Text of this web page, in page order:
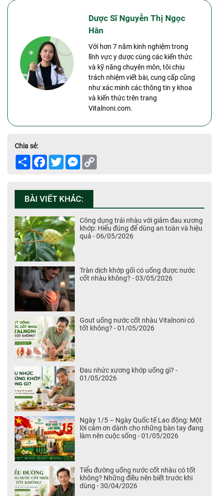
Dược Sĩ Nguyễn Thị Ngọc
Hân
Với hơn 7 năm kinh nghiệm trong
lĩnh vực y dược cùng các kiến thức
và kỹ năng chuyên môn, tôi chịu
trách nhiệm viết bài, cung cấp cũng
như xác minh các thông tin y khoa
và kiến thức trên trang
Vitalnoni.com.
Chia sẻ:
Share Facebook
TwitterMessenger
BÀI VIẾT KHÁC:
Công dụng trái nhàu với giảm đau xương
khớp: Hiểu đúng để dùng an toàn và hiệu
quả - 06/05/2026
Tràn dịch khớp gối có uống được nước
cốt nhàu không? - 03/05/2026
Gout uống nước cốt nhàu Vitalnoni có
tốt không? - 01/05/2026
Đau nhức xương khớp uống gì? -
01/05/2026
Ngày 1/5 – Ngày Quốc tế Lao động: Một
lời cảm ơn dành cho những bàn tay đang
làm nên cuộc sống - 01/05/2026
Tiểu đường uống nước cốt nhàu có tốt
không? Những điều nên biết trước khi
dùng - 30/04/2026